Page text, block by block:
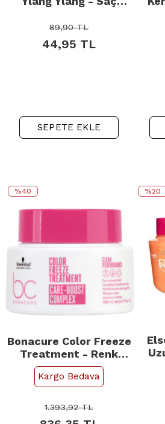
89,90TL
44,95 TL
SEPETE EKLE
%40
Bonacure Color Freeze
Treatment - Renk
Koruyucu Kür 200ml
Kargo Bedava
1.393,92TL
%20